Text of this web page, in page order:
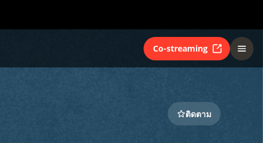
Co-streaming
ติดตาม